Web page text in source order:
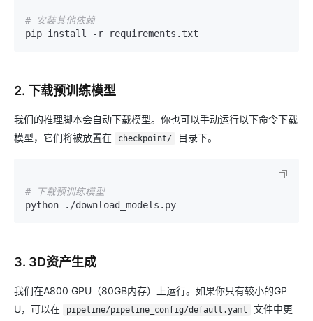
# 安装其他依赖
2. 下载预训练模型
我们的推理脚本会自动下载模型。你也可以手动运行以下命令下载
模型，它们将被放置在
checkpoint/ 目录下。
# 下载预训练模型
3. 3D资产生成
我们在A800 GPU（80GB内存）上运行。如果你只有较小的GP
U，可以在
pipeline/pipeline_config/default.yaml
文件中更